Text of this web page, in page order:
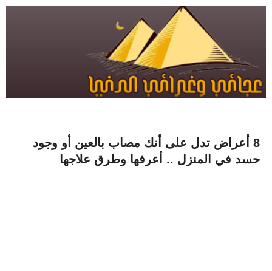
8 أعراض تدل على أنك مصاب بالعين أو وجود
حسد في المنزل .. أعرفها وطرق علاجها